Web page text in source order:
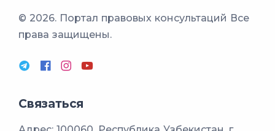
© 2026. Портал правовых консультаций Все
права защищены.
Связаться